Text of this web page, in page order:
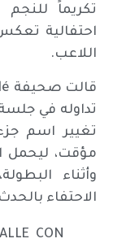
تكريماً
احتفالية تعكس
اللاعب.
تداوله في
تغيير اسم
مؤقت، ليحمل
وأثناء
الاحتفاء
CON